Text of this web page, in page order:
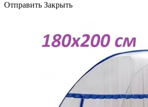
Отправить Закрыть